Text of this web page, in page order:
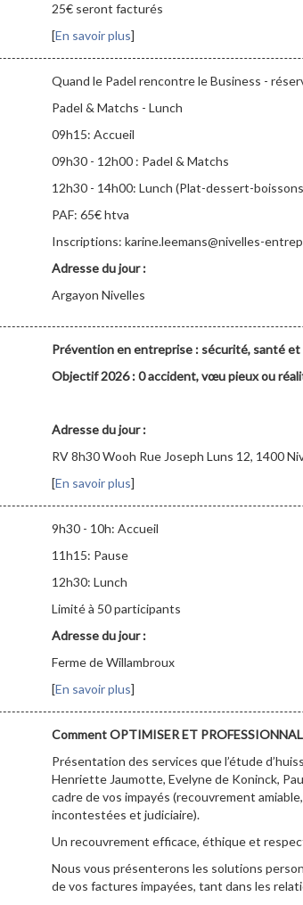
25€ seront facturés
[En savoir plus]
Quand le Padel rencontre le Business -
Padel & Matchs - Lunch
09h15: Accueil
09h30 - 12h00 : Padel & Matchs
12h30 - 14h00: Lunch (Plat-dessert-
PAF: 65€ htva
Inscriptions: karine.leemans@nivelles-
Adresse du jour :
Argayon Nivelles
Prévention en entreprise : sécurité, santé
Objectif 2026 : 0 accident, vœu pieux ou
Adresse du jour :
RV 8h30 Wooh Rue Joseph Luns 12, 1400
[En savoir plus]
9h30 - 10h: Accueil
11h15: Pause
12h30: Lunch
Limité à 50 participants
Adresse du jour :
Ferme de Willambroux
[En savoir plus]
Comment OPTIMISER ET
Présentation des services que l’étude
Henriette Jaumotte, Evelyne de Koninck,
cadre de vos impayés (recouvrement
incontestées et judiciaire).
Un recouvrement efficace, éthique et
Nous vous présenterons les solutions
de vos factures impayées, tant dans les